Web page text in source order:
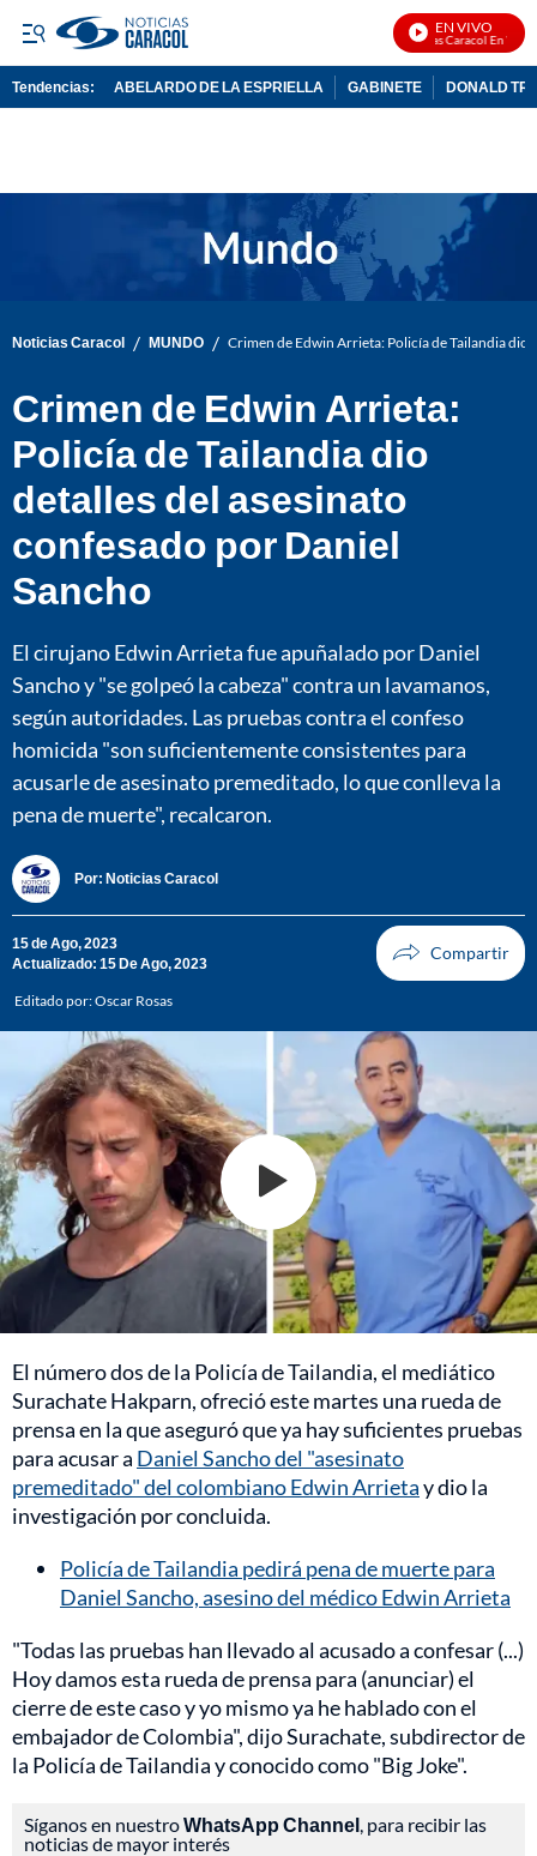
EN VIVO
Noticias Caracol En Vivo
Tendencias: ABELARDO DE LA ESPRIELLA GABINETE DONALD
Noticias Caracol / MUNDO / Crimen de Edwin Arrieta: Policía de Tailandia dio
Crimen de Edwin Arrieta:
Policía de Tailandia dio
detalles del asesinato
confesado por Daniel
Sancho
El cirujano Edwin Arrieta fue apuñalado por Daniel
Sancho y "se golpeó la cabeza" contra un lavamanos,
según autoridades. Las pruebas contra el confeso
homicida "son suficientemente consistentes para
acusarle de asesinato premeditado, lo que conlleva la
pena de muerte", recalcaron.
Por: Noticias Caracol
15 de Ago, 2023
Actualizado: 15 De Ago, 2023
Editado por:Oscar Rosas
El número dos de la Policía de Tailandia, el mediático
Surachate Hakparn, ofreció este martes una rueda de
prensa en la que aseguró que ya hay suficientes pruebas
para acusar a Daniel Sancho del "asesinato
premeditado" del colombiano Edwin Arrietay dio la
investigación por concluida.
Policía de Tailandia pedirá pena de muerte para
Daniel Sancho, asesino del médico Edwin Arrieta
"Todas las pruebas han llevado al acusado a confesar (...)
Hoy damos esta rueda de prensa para (anunciar) el
cierre de este caso y yo mismo ya he hablado con el
embajador de Colombia", dijo Surachate, subdirector de
la Policía de Tailandia y conocido como "Big Joke".
Síganos en nuestroWhatsApp Channel , para recibir las
noticias de mayor interés